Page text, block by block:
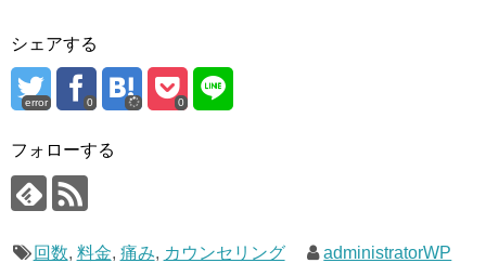
シェアする
error 0 0
フォローする
回数, 料金, 痛み, カウンセリング administratorWP